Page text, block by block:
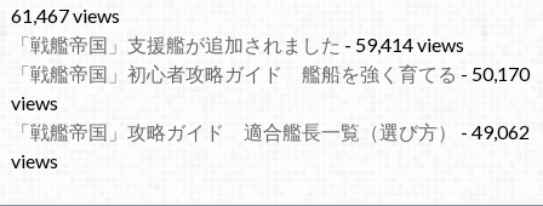
61,467 views
「戦艦帝国」支援艦が追加されました - 59,414 views
「戦艦帝国」初心者攻略ガイド 艦船を強く育てる - 50,170
views
「戦艦帝国」攻略ガイド 適合艦長一覧（選び方）
- 49,062
views